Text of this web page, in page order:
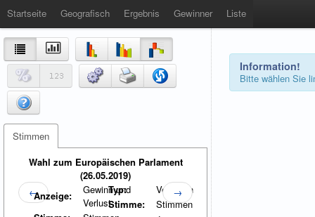
Startseite Geografisch Ergebnis Gewinner Liste
Stimmen
Wahl zum Europäischen Parlament
(26.05.2019)
←Anzeige:
Gewinn und
Verlust
Typ:
Vergleich
Stimme:
Stimmen
→
Information!
Bitte wählen Sie